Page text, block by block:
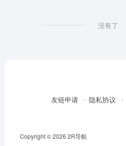
没有了
友链申请 隐私协议
Copyright © 2026 2R导航